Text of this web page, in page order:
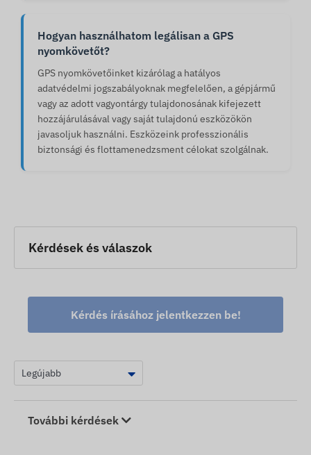
Hogyan használhatom legálisan a GPS
nyomkövetőt?
GPS nyomkövetőinket kizárólag a hatályos
adatvédelmi jogszabályoknak megfelelően, a gépjármű
vagy az adott vagyontárgy tulajdonosának kifejezett
hozzájárulásával vagy saját tulajdonú eszközökön
javasoljuk használni. Eszközeink professzionális
biztonsági és flottamenedzsment célokat szolgálnak.
Kérdések és válaszok
Kérdés írásához jelentkezzen be!
További kérdések